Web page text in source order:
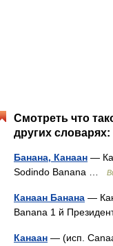
Смотреть что
других словарях:
Банана, Канаан —
Sodindo Banana …
Канаан Банана —
Banana 1 й
Канаан — (исп.